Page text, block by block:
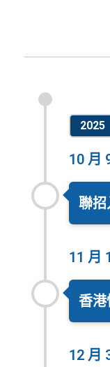
2025
10 月
聯招
11 月
香港
12 月